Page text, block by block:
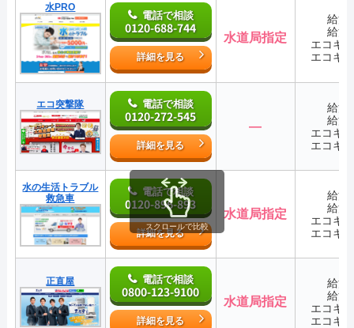
水PRO
電話で相談
0120-688-744
詳細を見る
水道局指定
給湯
給湯
エコキ
エコキ
エコ突撃隊 電話で相談
0120-272-545
詳細を見る
―
給湯
給湯
エコキ
エコキ
水の生活トラブル
救急車
電話で相談
0120-896-893
詳細を見る
水道局指定
給湯
給湯
エコキ
エコキ
正直屋 電話で相談
0800-123-9100
詳細を見る
水道局指定
給湯
給湯
エコキ
エコキ
スクロールで比較